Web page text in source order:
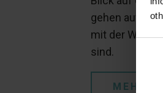
gehen auf die
mit der Wahl
sind.
MEHR